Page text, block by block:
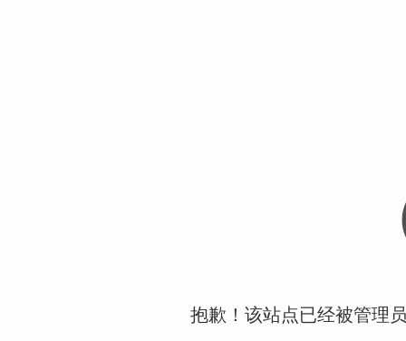
抱歉！该站点已经被管理